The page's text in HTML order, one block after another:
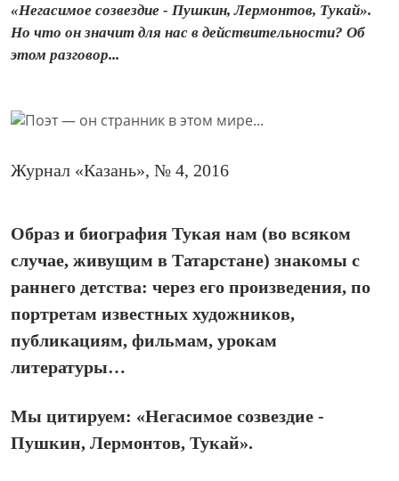
«Негасимое созвездие - Пушкин, Лермонтов, Тукай».
Но что он значит для нас в действительности? Об
этом разговор...
Журнал «Казань», № 4, 2016
Образ и биография Тукая нам (во всяком
случае, живущим в Татарстане) знакомы с
раннего детства: через его произведения, по
портретам известных художников,
публикациям, фильмам, урокам
литературы…
Мы цитируем: «Негасимое созвездие -
Пушкин, Лермонтов, Тукай».